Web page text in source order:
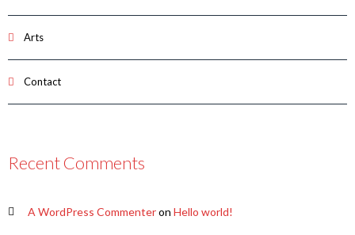
Arts
Contact
Recent Comments
A WordPress Commenteron Hello world!